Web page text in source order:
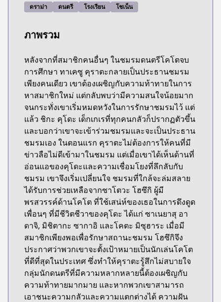
ดราม่า ดนตรี โรงเรียน โชเน็น
ภาพรวม
หลังจากที่สมาชิกคนอื่นๆ ในชมรมดนตรีโคโตจบ
การศึกษา ทาเคซู คุราตะกลายเป็นประธานชมรม
เพียงคนเดียว เขาต้องเผชิญกับความท้าทายในการ
หาสมาชิกใหม่ แต่กลับพบว่ามีความสนใจน้อยมาก
จนกระทั่งเขาเริ่มหมดหวังในการรักษาชมรมไว้ แต่
แล้ว ชิกะ คุโดะ เด็กเกเรที่ทุกคนกลัวก็ปรากฏตัวขึ้น
และบอกว่าเขาจะเข้าร่วมชมรมและจะเป็นประธาน
ชมรมเอง ในตอนแรก คุราตะไม่ต้องการให้คนที่มี
ข่าวลือไม่ดีเข้ามาในชมรม แต่เมื่อเขาได้เห็นด้านที่
อ่อนแอของคุโดะและความเชื่อมโยงที่ลึกลับกับ
ชมรม เขาจึงเริ่มเปลี่ยนใจ ชมรมที่ใกล้จะล่มสลาย
ได้รับการช่วยเหลือจากซาโตวะ โฮซึกิ ผู้มี
พรสวรรค์ด้านโคโต ที่ใช้เสน่ห์ของเธอในการดึงดูด
เพื่อนๆ ที่มีชีวิตชีวาของคุโดะ ได้แก่ ซาเนยาสุ อา
ดาจิ, มิชิตากะ ซากาอิ และโคตะ มิซุฮาระ เมื่อมี
สมาชิกเพียงพอเพื่อรักษาสถานะชมรม โฮซึกิจึง
ประกาศว่าพวกเขาจะตั้งเป้าหมายเป็นนักเล่นโคโต
ที่ดีที่สุดในประเทศ ซึ่งทำให้คุราตะรู้สึกไม่สบายใจ
กลุ่มนักดนตรีที่มีความหลากหลายนี้ต้องเผชิญกับ
ความท้าทายมากมาย และหากพวกเขาสามารถ
เอาชนะความกลัวและความแตกต่างได้ ความฝัน